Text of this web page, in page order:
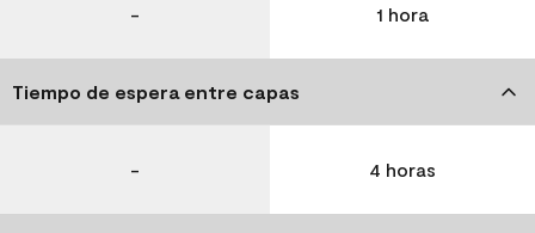
- 1 hora
Tiempo de espera entre capas
- 4 horas